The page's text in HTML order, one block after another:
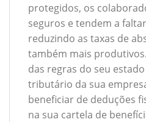
protegidos, os
seguros e tendem a
reduzindo as taxas de
também mais
das regras do seu
tributário da sua
beneficiar de deduções
na sua cartela de